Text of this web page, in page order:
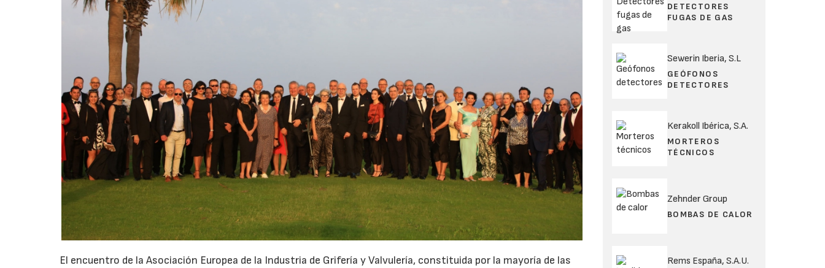
El encuentro de la Asociación Europea de la Industria de Grifería y Valvulería, constituida por la mayoría de las
DETECTORES
FUGAS DE GAS
Sewerin Iberia, S.L
GEÓFONOS
DETECTORES
Kerakoll Ibérica, S.A.
MORTEROS
TÉCNICOS
Zehnder Group
BOMBAS DE CALOR
Rems España, S.A.U.